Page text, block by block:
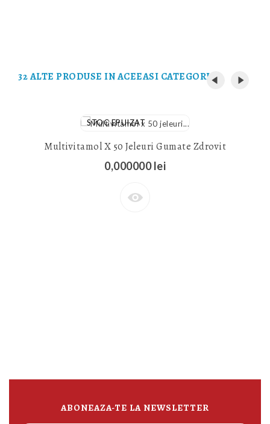
32 ALTE PRODUSE IN ACEEASI CATEGORIE:
STOC EPUIZAT
Multivitamol X 50 Jeleuri Gumate Zdrovit
0,000000 lei
ABONEAZA-TE LA NEWSLETTER